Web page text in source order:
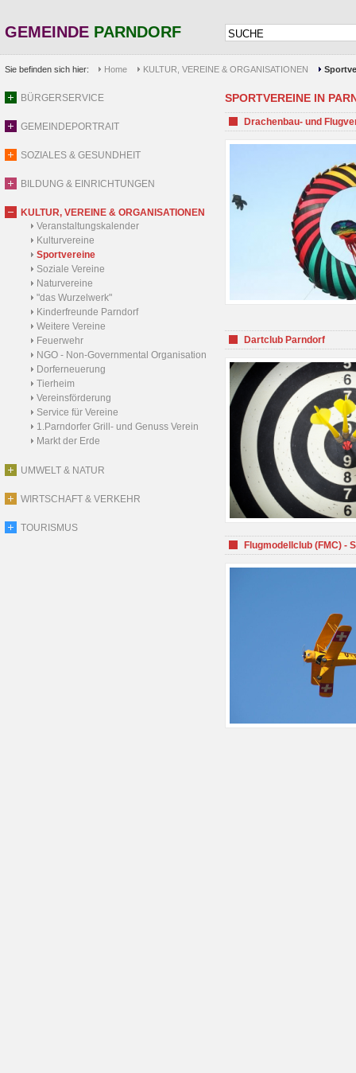
GEMEINDE PARNDORF
Sie befinden sich hier: Home KULTUR, VEREINE & ORGANISATIONEN
BÜRGERSERVICE
GEMEINDEPORTRAIT
SOZIALES & GESUNDHEIT
BILDUNG & EINRICHTUNGEN
KULTUR, VEREINE & ORGANISATIONEN
Veranstaltungskalender
Kulturvereine
Sportvereine
Soziale Vereine
Naturvereine
"das Wurzelwerk"
Kinderfreunde Parndorf
Weitere Vereine
Feuerwehr
NGO - Non-Governmental Organisation
Dorferneuerung
Tierheim
Vereinsförderung
Service für Vereine
1.Parndorfer Grill- und Genuss Verein
Markt der Erde
UMWELT & NATUR
WIRTSCHAFT & VERKEHR
TOURISMUS
SPORTVEREINE IN
Drachenbau- und
Dartclub Parndorf
Flugmodellclub (FMC) -